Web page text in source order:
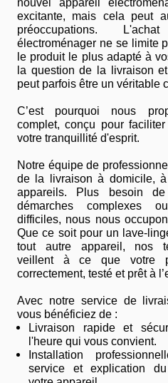
excitante, mais cela peut
préoccupations.
électroménager ne se limite
le produit le plus adapté à
la question de la livraison
peut parfois être un véritable
C’est pourquoi nous
complet, conçu pour
votre tranquillité d'esprit.
Notre équipe de
de la livraison à domicile, à
appareils. Plus besoin
démarches complexes
difficiles, nous nous
Que ce soit pour un lave-
tout autre appareil, nos
veillent à ce que votre
correctement, testé et prêt à
Avec notre service de
vous bénéficiez de :
Livraison rapide et
l'heure qui vous convient.
Installation
service et explication